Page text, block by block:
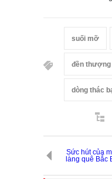
suối mỡ
đền thượng
dòng thác
Sức hút của
làng quê Bắc